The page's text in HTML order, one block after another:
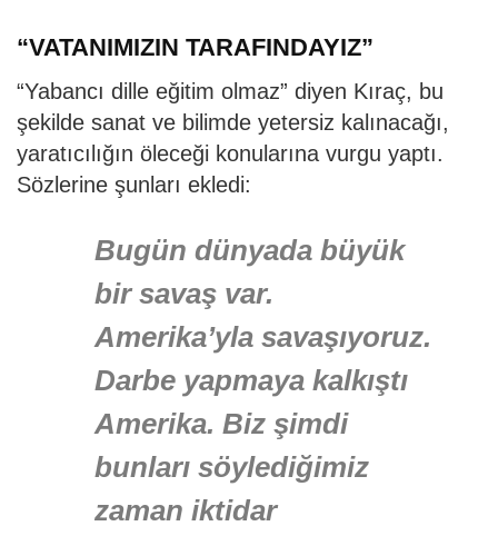
“VATANIMIZIN TARAFINDAYIZ”
“Yabancı dille eğitim olmaz” diyen Kıraç, bu
şekilde sanat ve bilimde yetersiz kalınacağı,
yaratıcılığın öleceği konularına vurgu yaptı.
Sözlerine şunları ekledi:
Bugün dünyada büyük
bir savaş var.
Amerika’yla savaşıyoruz.
Darbe yapmaya kalkıştı
Amerika. Biz şimdi
bunları söylediğimiz
zaman iktidar